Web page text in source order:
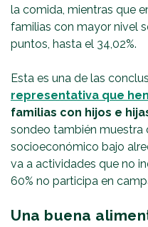
la comida, mientras que
familias con mayor nivel
puntos, hasta el 34,02%.
Esta es una de las
representativa que
familias con hijos e
sondeo también muestra
socioeconómico bajo
va a actividades que no
60% no participa en
Una buena